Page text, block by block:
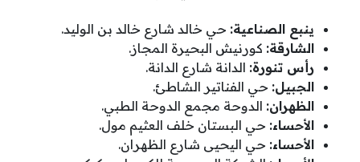
ينبع الصناعية: حي خالد شارع خالد بن الوليد.
الشارقة: كورنيش البحيرة المجاز.
رأس تنورة: الدانة شارع الدانة.
الجبيل: حي الفناتير الشاطئ.
الظهران: الدوحة مجمع الدوحة الطبي.
الأحساء: حي البستان خلف العثيم مول.
الأحساء: حي اليحيى شارع الظهران.